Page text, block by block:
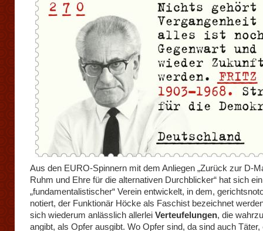
Aus den EURO-Spinnern mit dem Anliegen „Zurück zur D-
Ruhm und Ehre für die alternativen Durchblicker“ hat sich ein
„fundamentalistischer“ Verein entwickelt, in dem,
notiert, der Funktionär Höcke als Faschist bezeichnet
sich wiederum anlässlich allerlei Verteufelungen, die
angibt, als Opfer ausgibt. Wo Opfer sind, da sind auch Täter,